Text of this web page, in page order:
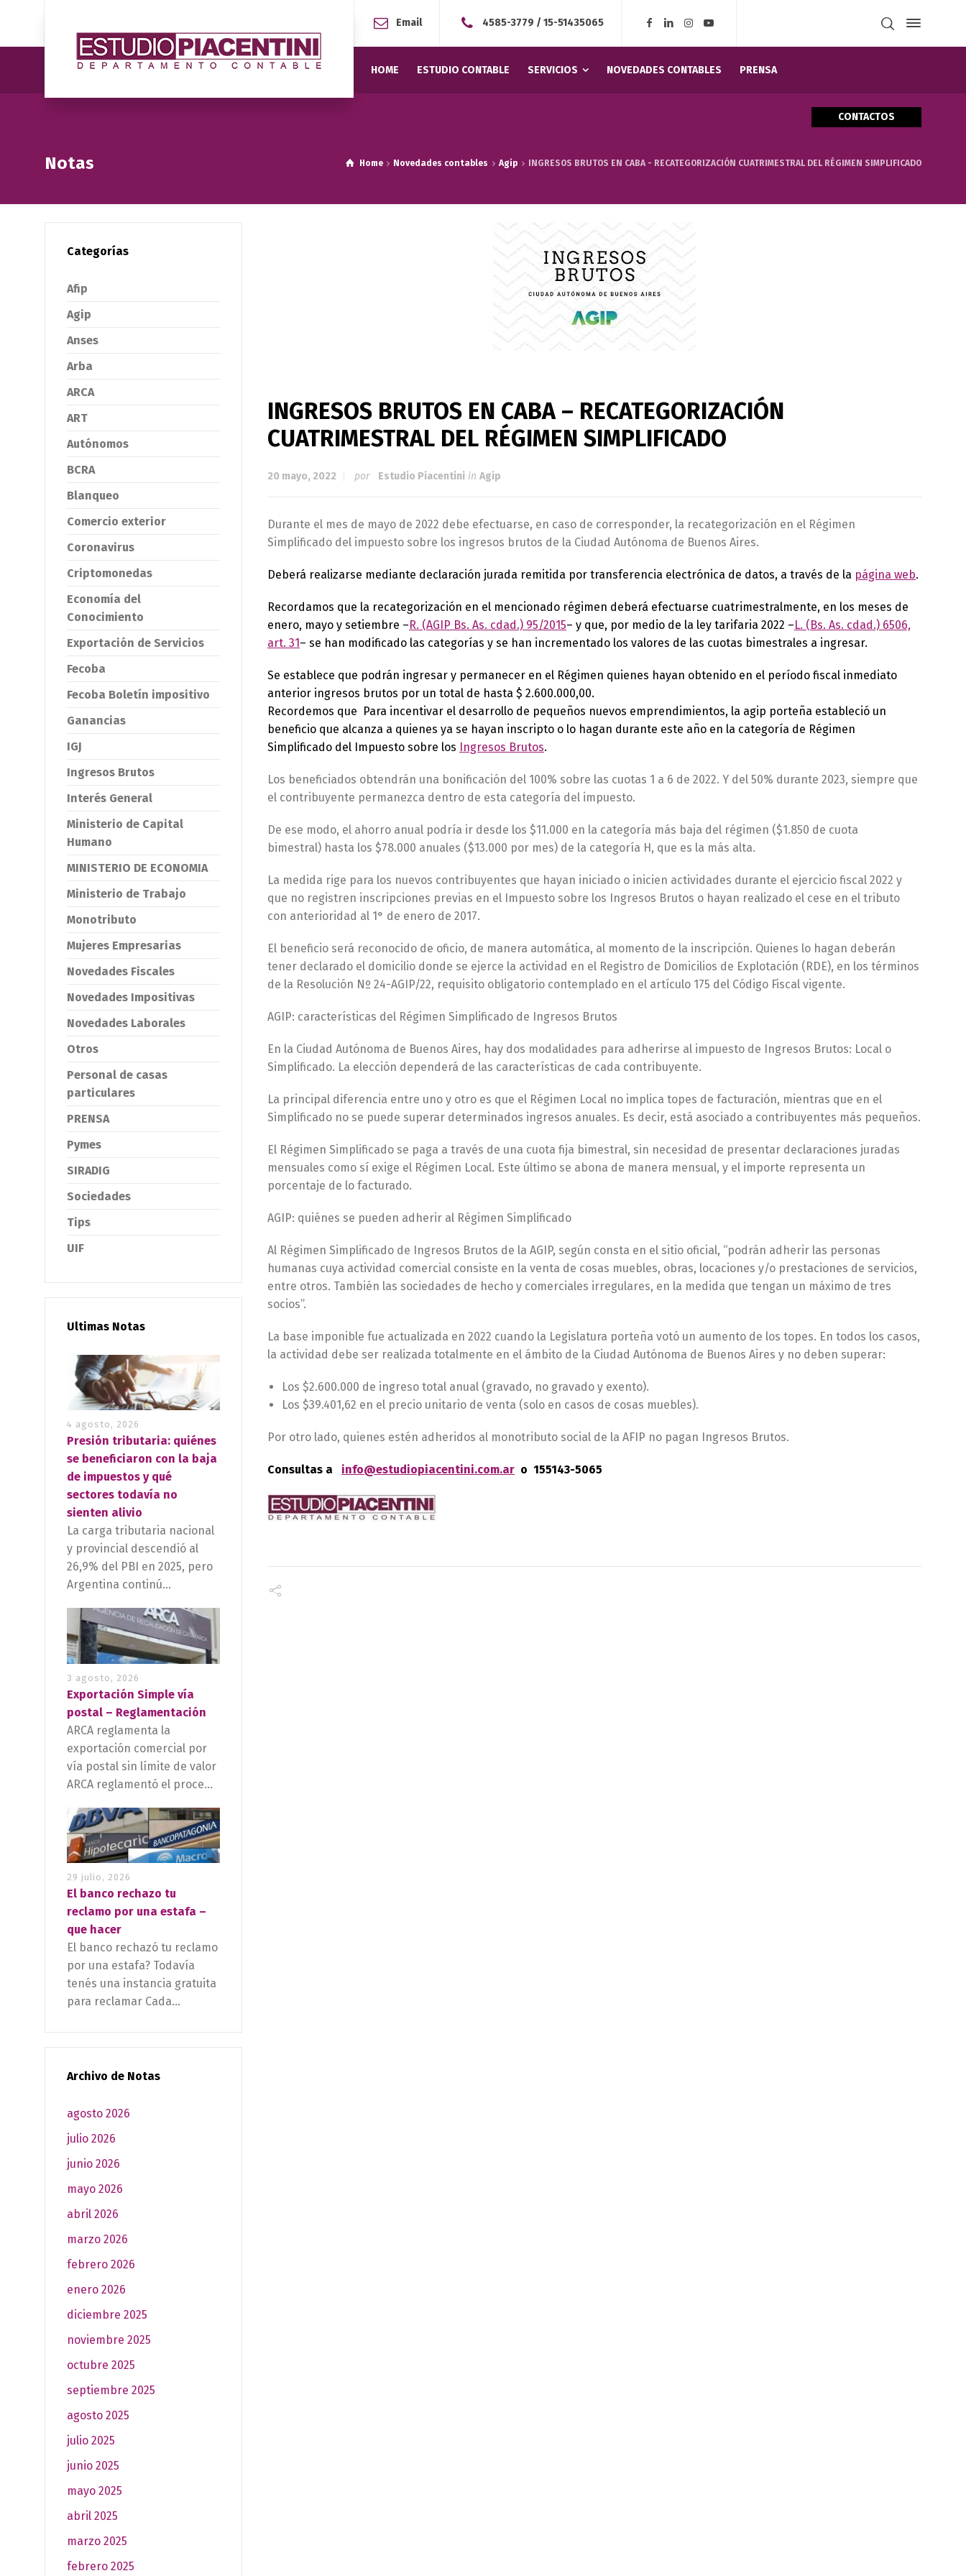
Email 4585-3779 /15-51435065
HOME ESTUDIO CONTABLE SERVICIOS NOVEDADES CONTABLES PRENSA
CONTACTOS
Notas Home Novedades contables Agip INGRESOS BRUTOS EN CABA - RECATEGORIZACIÓN CUATRIMESTRAL DEL RÉGIMEN SIMPLIFICADO
INGRESOS BRUTOS EN CABA – RECATEGORIZACIÓN
CUATRIMESTRAL DEL RÉGIMEN SIMPLIFICADO
20 mayo, 2022 por Estudio Piacentini in Agip
Durante el mes de mayo de 2022 debe efectuarse, en caso de corresponder, la recategorización en el Régimen
Simplificado del impuesto sobre los ingresos brutos de la Ciudad Autónoma de Buenos Aires.
Deberá realizarse mediante declaración jurada remitida por transferencia electrónica de datos, a través de la página web.
Recordamos que la recategorización en el mencionado régimen deberá efectuarse cuatrimestralmente, en los meses de
enero, mayo y setiembre –R. (AGIP Bs. As. cdad.) 95/2015– y que, por medio de la ley tarifaria 2022 –L. (Bs. As. cdad.) 6506,
art. 31– se han modificado las categorías y se han incrementado los valores de las cuotas bimestrales a ingresar.
Se establece que podrán ingresar y permanecer en el Régimen quienes hayan obtenido en el período fiscal inmediato
anterior ingresos brutos por un total de hasta $ 2.600.000,00.
Recordemos que Para incentivar el desarrollo de pequeños nuevos emprendimientos, la agip porteña estableció un
beneficio que alcanza a quienes ya se hayan inscripto o lo hagan durante este año en la categoría de Régimen
Simplificado del Impuesto sobre los Ingresos Brutos.
Los beneficiados obtendrán una bonificación del 100% sobre las cuotas 1 a 6 de 2022. Y del 50% durante 2023, siempre que
el contribuyente permanezca dentro de esta categoría del impuesto.
De ese modo, el ahorro anual podría ir desde los $11.000 en la categoría más baja del régimen ($1.850 de cuota
bimestral) hasta los $78.000 anuales ($13.000 por mes) de la categoría H, que es la más alta.
La medida rige para los nuevos contribuyentes que hayan iniciado o inicien actividades durante el ejercicio fiscal 2022 y
que no registren inscripciones previas en el Impuesto sobre los Ingresos Brutos o hayan realizado el cese en el tributo
con anterioridad al 1° de enero de 2017.
El beneficio será reconocido de oficio, de manera automática, al momento de la inscripción. Quienes lo hagan deberán
tener declarado el domicilio donde se ejerce la actividad en el Registro de Domicilios de Explotación (RDE), en los términos
de la Resolución Nº 24-AGIP/22, requisito obligatorio contemplado en el artículo 175 del Código Fiscal vigente.
AGIP: características del Régimen Simplificado de Ingresos Brutos
En la Ciudad Autónoma de Buenos Aires, hay dos modalidades para adherirse al impuesto de Ingresos Brutos: Local o
Simplificado. La elección dependerá de las características de cada contribuyente.
La principal diferencia entre uno y otro es que el Régimen Local no implica topes de facturación, mientras que en el
Simplificado no se puede superar determinados ingresos anuales. Es decir, está asociado a contribuyentes más pequeños.
El Régimen Simplificado se paga a través de una cuota fija bimestral, sin necesidad de presentar declaraciones juradas
mensuales como sí exige el Régimen Local. Este último se abona de manera mensual, y el importe representa un
porcentaje de lo facturado.
AGIP: quiénes se pueden adherir al Régimen Simplificado
Al Régimen Simplificado de Ingresos Brutos de la AGIP, según consta en el sitio oficial, “podrán adherir las personas
humanas cuya actividad comercial consiste en la venta de cosas muebles, obras, locaciones y/o prestaciones de servicios,
entre otros. También las sociedades de hecho y comerciales irregulares, en la medida que tengan un máximo de tres
socios”.
La base imponible fue actualizada en 2022 cuando la Legislatura porteña votó un aumento de los topes. En todos los casos,
la actividad debe ser realizada totalmente en el ámbito de la Ciudad Autónoma de Buenos Aires y no deben superar:
Los $2.600.000 de ingreso total anual (gravado, no gravado y exento).
Los $39.401,62 en el precio unitario de venta (solo en casos de cosas muebles).
Por otro lado, quienes estén adheridos al monotributo social de la AFIP no pagan Ingresos Brutos.
Consultas a info@estudiopiacentini.com.ar o 155143-5065
Categorías
Afip
Agip
Anses
Arba
ARCA
ART
Autónomos
BCRA
Blanqueo
Comercio exterior
Coronavirus
Criptomonedas
Economía del
Conocimiento
Exportación de Servicios
Fecoba
Fecoba Boletín impositivo
Ganancias
IGJ
Ingresos Brutos
Interés General
Ministerio de Capital
Humano
MINISTERIO DE ECONOMIA
Ministerio de Trabajo
Monotributo
Mujeres Empresarias
Novedades Fiscales
Novedades Impositivas
Novedades Laborales
Otros
Personal de casas
particulares
PRENSA
Pymes
SIRADIG
Sociedades
Tips
UIF
Ultimas Notas
4 agosto, 2026
Presión tributaria: quiénes
se beneficiaron con la baja
de impuestos y qué
sectores todavía no
sienten alivio
La carga tributaria nacional
y provincial descendió al
26,9% del PBI en 2025, pero
Argentina continú...
3 agosto, 2026
Exportación Simple vía
postal – Reglamentación
ARCA reglamenta la
exportación comercial por
vía postal sin límite de valor
ARCA reglamentó el proce...
29 julio, 2026
El banco rechazo tu
reclamo por una estafa –
que hacer
El banco rechazó tu reclamo
por una estafa? Todavía
tenés una instancia gratuita
para reclamar Cada...
Archivo de Notas
agosto 2026
julio 2026
junio 2026
mayo 2026
abril 2026
marzo 2026
febrero 2026
enero 2026
diciembre 2025
noviembre 2025
octubre 2025
septiembre 2025
agosto 2025
julio 2025
junio 2025
mayo 2025
abril 2025
marzo 2025
febrero 2025